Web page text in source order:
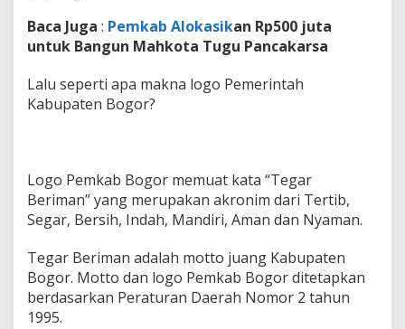
Baca Juga : Pemkab Alokasikan Rp500 juta
untuk Bangun Mahkota Tugu Pancakarsa
Lalu seperti apa makna logo Pemerintah
Kabupaten Bogor?
Logo Pemkab Bogor memuat kata “Tegar
Beriman” yang merupakan akronim dari Tertib,
Segar, Bersih, Indah, Mandiri, Aman dan Nyaman.
Tegar Beriman adalah motto juang Kabupaten
Bogor. Motto dan logo Pemkab Bogor ditetapkan
berdasarkan Peraturan Daerah Nomor 2 tahun
1995.